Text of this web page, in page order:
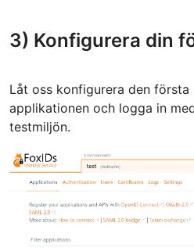
3) Konfigurera din
Låt oss konfigurera den första
applikationen och logga in
testmiljön.